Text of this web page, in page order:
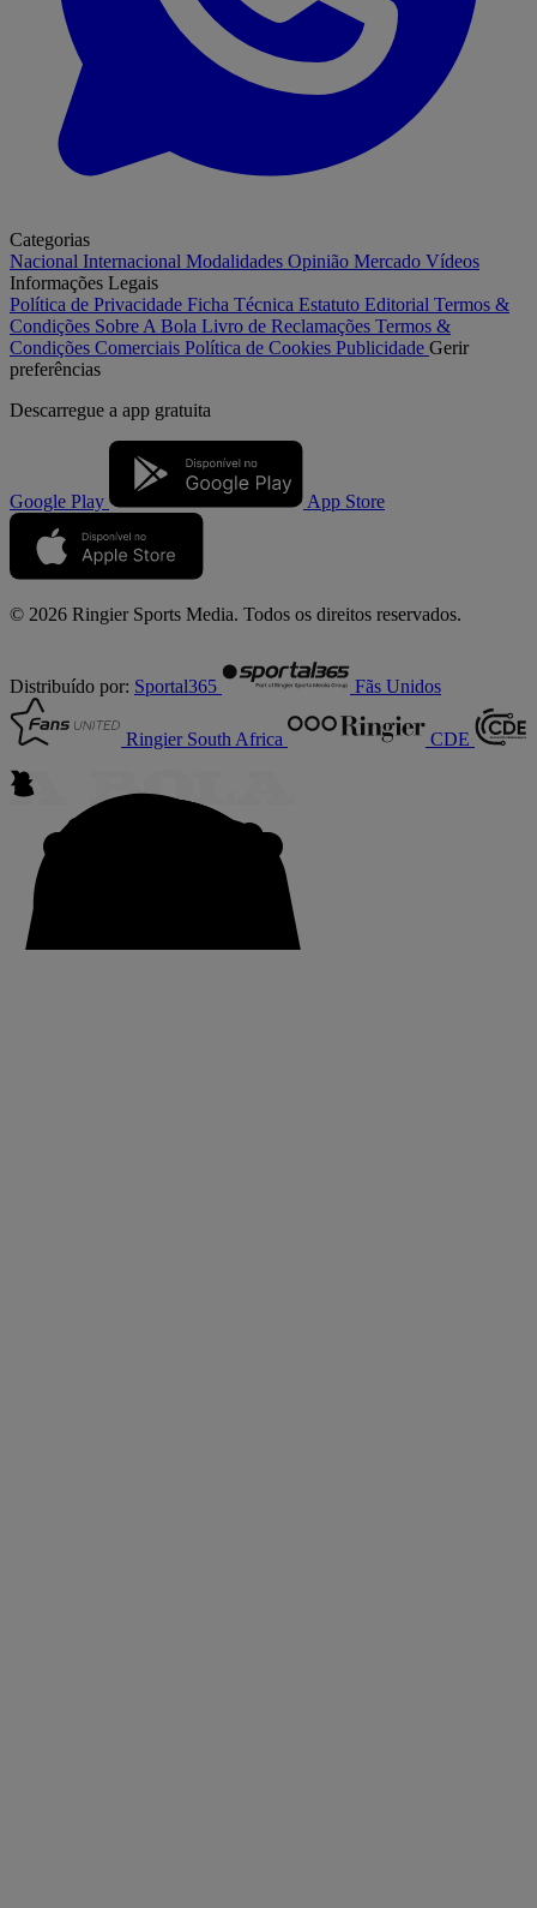
Categorias
Nacional Internacional Modalidades Opinião Mercado Vídeos
Informações Legais
Política de Privacidade Ficha Técnica Estatuto Editorial Termos &
Condições Sobre A Bola Livro de Reclamações Termos &
Condições Comerciais Política de Cookies Publicidade Gerir
preferências
Descarregue a app gratuita
Google Play App Store
© 2026 Ringier Sports Media. Todos os direitos reservados.
Distribuído por: Sportal365 Fãs Unidos
Ringier South Africa CDE